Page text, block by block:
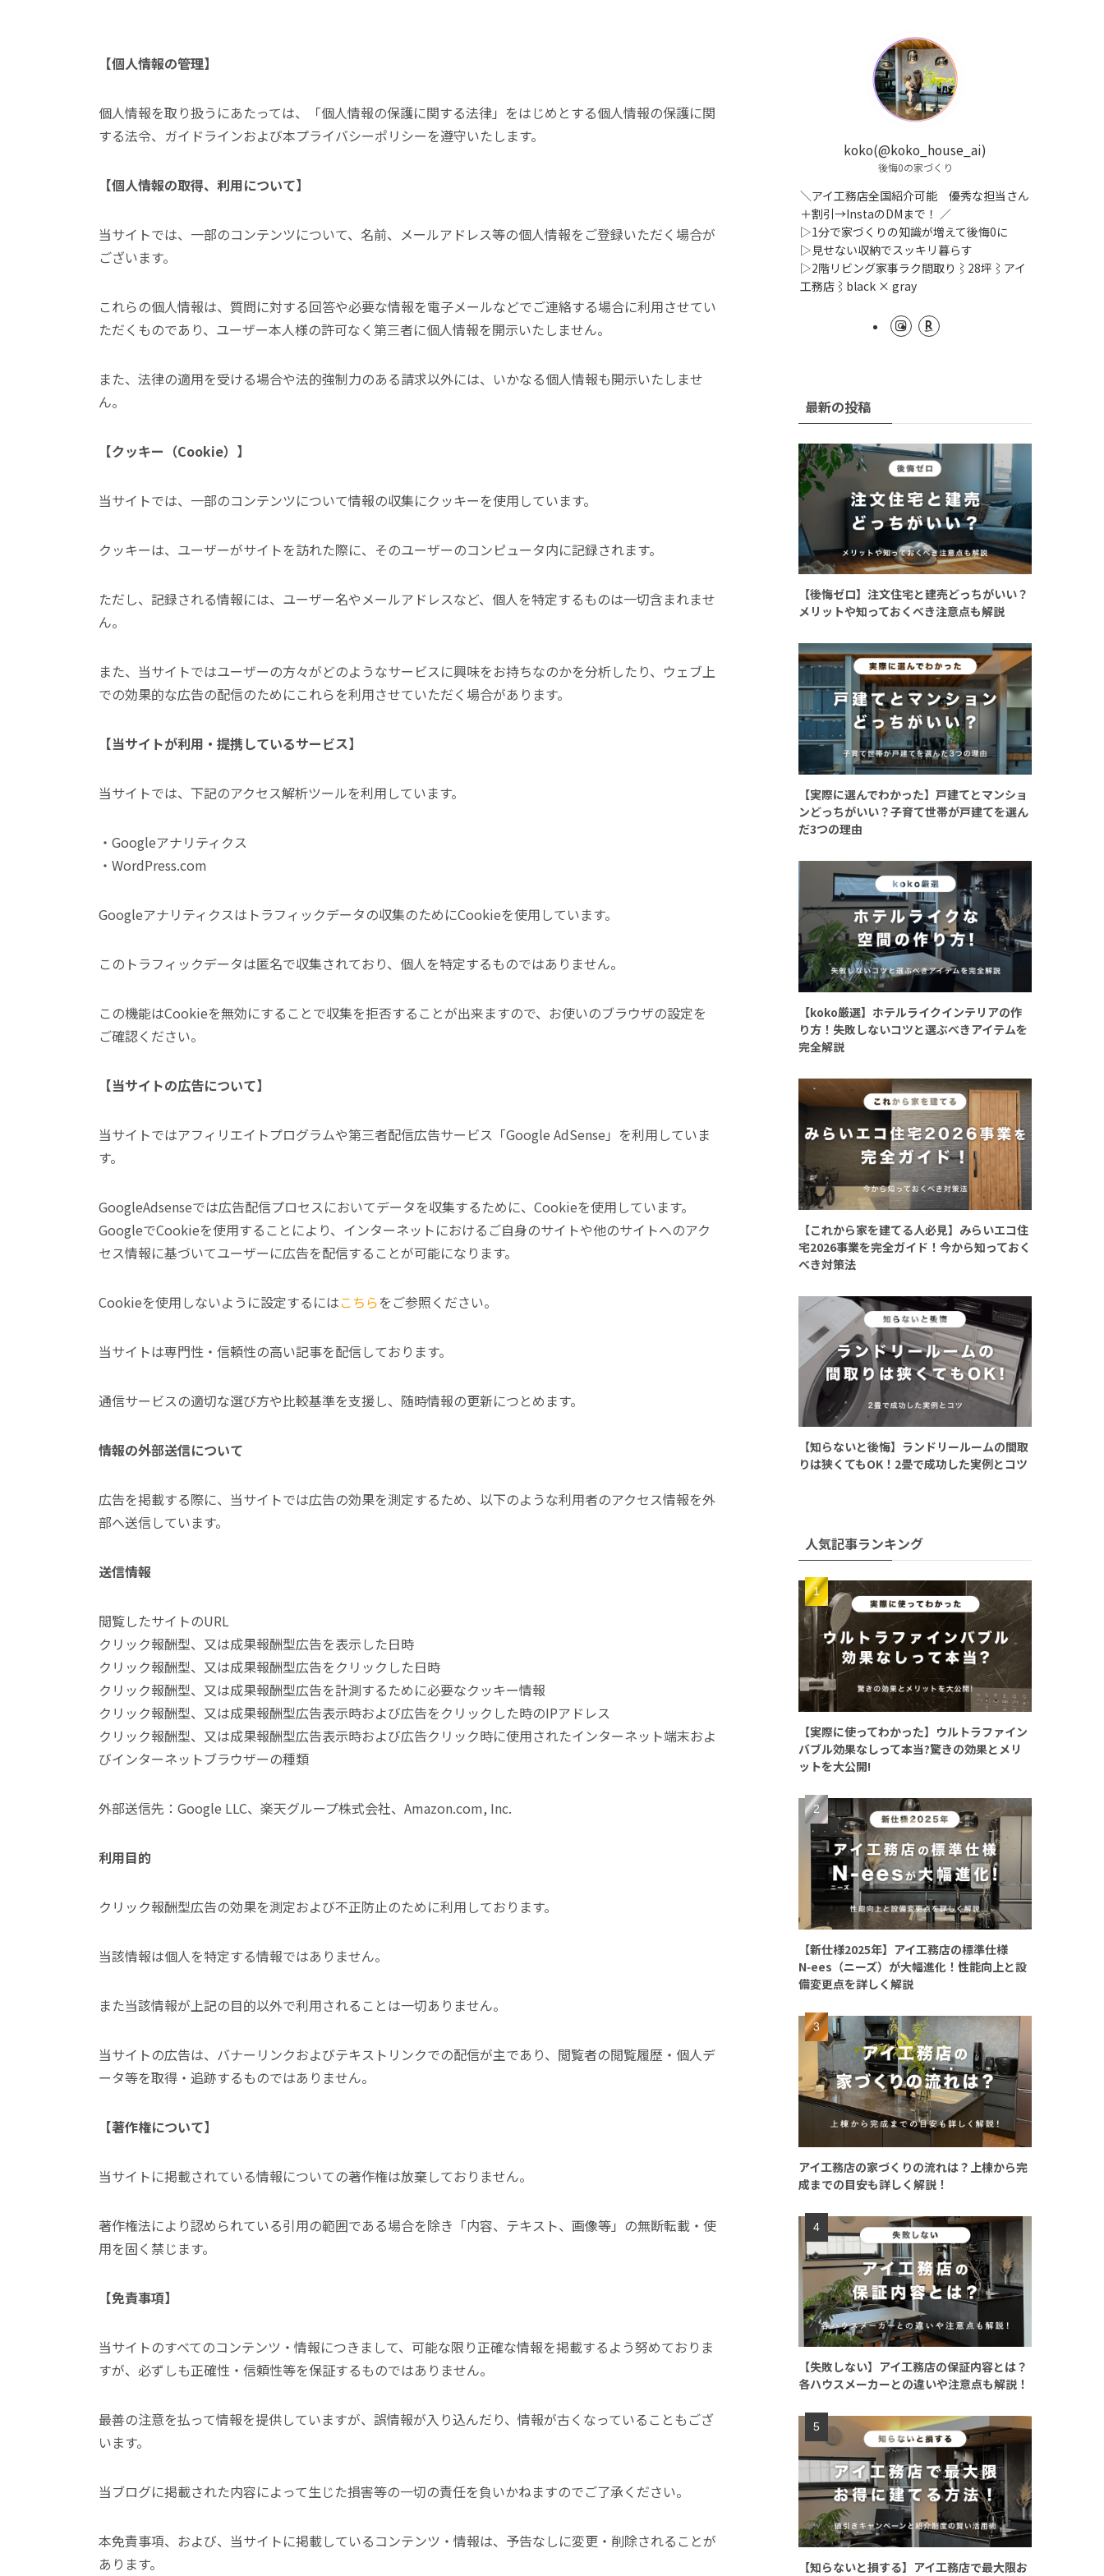
【個人情報の管理】
個人情報を取り扱うにあたっては、「個人情報の保護に関する法律」をはじめとする個人情報の保護に関
する法令、ガイドラインおよび本プライバシーポリシーを遵守いたします。
【個人情報の取得、利用について】
当サイトでは、一部のコンテンツについて、名前、メールアドレス等の個人情報をご登録いただく場合が
ございます。
これらの個人情報は、質問に対する回答や必要な情報を電子メールなどでご連絡する場合に利用させてい
ただくものであり、ユーザー本人様の許可なく第三者に個人情報を開示いたしません。
また、法律の適用を受ける場合や法的強制力のある請求以外には、いかなる個人情報も開示いたしませ
ん。
【クッキー（Cookie）】
当サイトでは、一部のコンテンツについて情報の収集にクッキーを使用しています。
クッキーは、ユーザーがサイトを訪れた際に、そのユーザーのコンピュータ内に記録されます。
ただし、記録される情報には、ユーザー名やメールアドレスなど、個人を特定するものは一切含まれませ
ん。
また、当サイトではユーザーの方々がどのようなサービスに興味をお持ちなのかを分析したり、ウェブ上
での効果的な広告の配信のためにこれらを利用させていただく場合があります。
【当サイトが利用・提携しているサービス】
当サイトでは、下記のアクセス解析ツールを利用しています。
・Googleアナリティクス
・WordPress.com
Googleアナリティクスはトラフィックデータの収集のためにCookieを使用しています。
このトラフィックデータは匿名で収集されており、個人を特定するものではありません。
この機能はCookieを無効にすることで収集を拒否することが出来ますので、お使いのブラウザの設定を
ご確認ください。
【当サイトの広告について】
当サイトではアフィリエイトプログラムや第三者配信広告サービス「Google AdSense」を利用していま
す。
GoogleAdsenseでは広告配信プロセスにおいてデータを収集するために、Cookieを使用しています。
GoogleでCookieを使用することにより、インターネットにおけるご自身のサイトや他のサイトへのアク
セス情報に基づいてユーザーに広告を配信することが可能になります。
Cookieを使用しないように設定するにはこちらをご参照ください。
当サイトは専門性・信頼性の高い記事を配信しております。
通信サービスの適切な選び方や比較基準を支援し、随時情報の更新につとめます。
情報の外部送信について
広告を掲載する際に、当サイトでは広告の効果を測定するため、以下のような利用者のアクセス情報を外
部へ送信しています。
送信情報
閲覧したサイトのURL
クリック報酬型、又は成果報酬型広告を表示した日時
クリック報酬型、又は成果報酬型広告をクリックした日時
クリック報酬型、又は成果報酬型広告を計測するために必要なクッキー情報
クリック報酬型、又は成果報酬型広告表示時および広告をクリックした時のIPアドレス
クリック報酬型、又は成果報酬型広告表示時および広告クリック時に使用されたインターネット端末およ
びインターネットブラウザーの種類
外部送信先：Google LLC、楽天グループ株式会社、Amazon.com, Inc.
利用目的
クリック報酬型広告の効果を測定および不正防止のために利用しております。
当該情報は個人を特定する情報ではありません。
また当該情報が上記の目的以外で利用されることは一切ありません。
当サイトの広告は、バナーリンクおよびテキストリンクでの配信が主であり、閲覧者の閲覧履歴・個人デ
ータ等を取得・追跡するものではありません。
【著作権について】
当サイトに掲載されている情報についての著作権は放棄しておりません。
著作権法により認められている引用の範囲である場合を除き「内容、テキスト、画像等」の無断転載・使
用を固く禁じます。
【免責事項】
当サイトのすべてのコンテンツ・情報につきまして、可能な限り正確な情報を掲載するよう努めておりま
すが、必ずしも正確性・信頼性等を保証するものではありません。
最善の注意を払って情報を提供していますが、誤情報が入り込んだり、情報が古くなっていることもござ
います。
当ブログに掲載された内容によって生じた損害等の一切の責任を負いかねますのでご了承ください。
本免責事項、および、当サイトに掲載しているコンテンツ・情報は、予告なしに変更・削除されることが
あります。
koko(@koko_house_ai)
後悔0の家づくり
＼アイ工務店全国紹介可能 優秀な担当さん
＋割引→InstaのDMまで！ ／
▷1分で家づくりの知識が増えて後悔0に
▷見せない収納でスッキリ暮らす
▷2階リビング家事ラク間取り⌇28坪⌇アイ
工務店⌇black × gray
最新の投稿
【後悔ゼロ】注文住宅と建売どっちがいい？
メリットや知っておくべき注意点も解説
【実際に選んでわかった】戸建てとマンショ
ンどっちがいい？子育て世帯が戸建てを選ん
だ3つの理由
【koko厳選】ホテルライクインテリアの作
り方！失敗しないコツと選ぶべきアイテムを
完全解説
【これから家を建てる人必見】みらいエコ住
宅2026事業を完全ガイド！今から知っておく
べき対策法
【知らないと後悔】ランドリールームの間取
りは狭くてもOK！2畳で成功した実例とコツ
人気記事ランキング
【実際に使ってわかった】ウルトラファイン
バブル効果なしって本当?驚きの効果とメリ
ットを大公開!
【新仕様2025年】アイ工務店の標準仕様
N‑ees（ニーズ）が大幅進化！性能向上と設
備変更点を詳しく解説
アイ工務店の家づくりの流れは？上棟から完
成までの目安も詳しく解説！
【失敗しない】アイ工務店の保証内容とは？
各ハウスメーカーとの違いや注意点も解説！
【知らないと損する】アイ工務店で最大限お